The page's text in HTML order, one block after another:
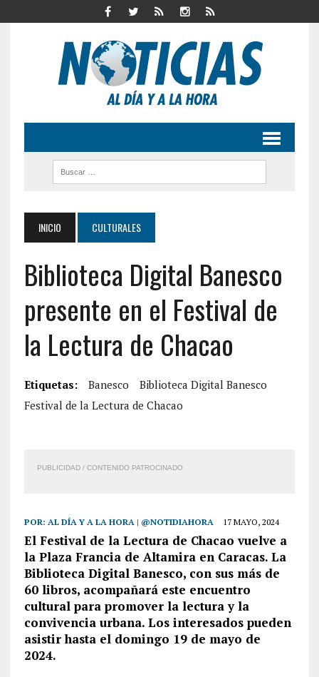
INICIO CULTURALES
Biblioteca Digital Banesco
presente en el Festival de
la Lectura de Chacao
Etiquetas: Banesco
Biblioteca Digital Banesco
Festival de la Lectura de Chacao
PUBLICIDAD / CONTENIDO PATROCINADO
POR: AL DÍA Y A LA HORA | @NOTIDIAHORA 17 MAYO, 2024
El Festival de la Lectura de Chacao vuelve a
la Plaza Francia de Altamira en Caracas. La
Biblioteca Digital Banesco, con sus más de
60 libros, acompañará este encuentro
cultural para promover la lectura y la
convivencia urbana. Los interesados pueden
asistir hasta el domingo 19 de mayo de
2024.